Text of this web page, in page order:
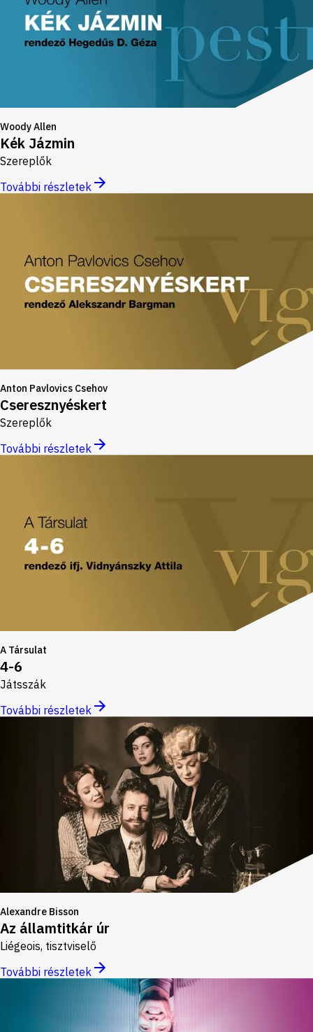
Woody Allen
Kék Jázmin
Szereplők
További részletek
Anton Pavlovics Csehov
Cseresznyéskert
Szereplők
További részletek
A Társulat
4-6
Játsszák
További részletek
Alexandre Bisson
Az államtitkár úr
Liégeois, tisztviselő
További részletek